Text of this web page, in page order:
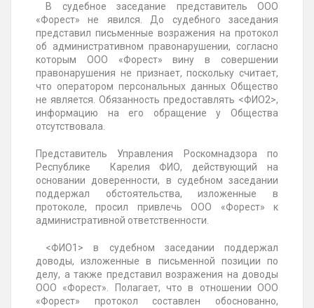
В судебное заседание представитель ООО
«Форест» не явился. До судебного заседания
представил письменные возражения на протокол
об административном правонарушении, согласно
которым ООО «Форест» вину в совершении
правонарушения не признает, поскольку считает,
что оператором персональных данных Общество
не является. Обязанность предоставлять <ФИО2>,
информацию на его обращение у Общества
отсутствовала.
Представитель Управления Роскомнадзора по
Республике
Карелия ФИО, действующий на
основании доверенности, в судебном заседании
поддержал обстоятельства, изложенные в
протоколе, просил привлечь ООО «Форест» к
административной ответственности.
<ФИО1> в судебном заседании поддержал
доводы, изложенные в письменной позиции по
делу, а также представил возражения на доводы
ООО «Форест». Полагает, что в отношении ООО
«Форест» протокол составлен обоснованно,